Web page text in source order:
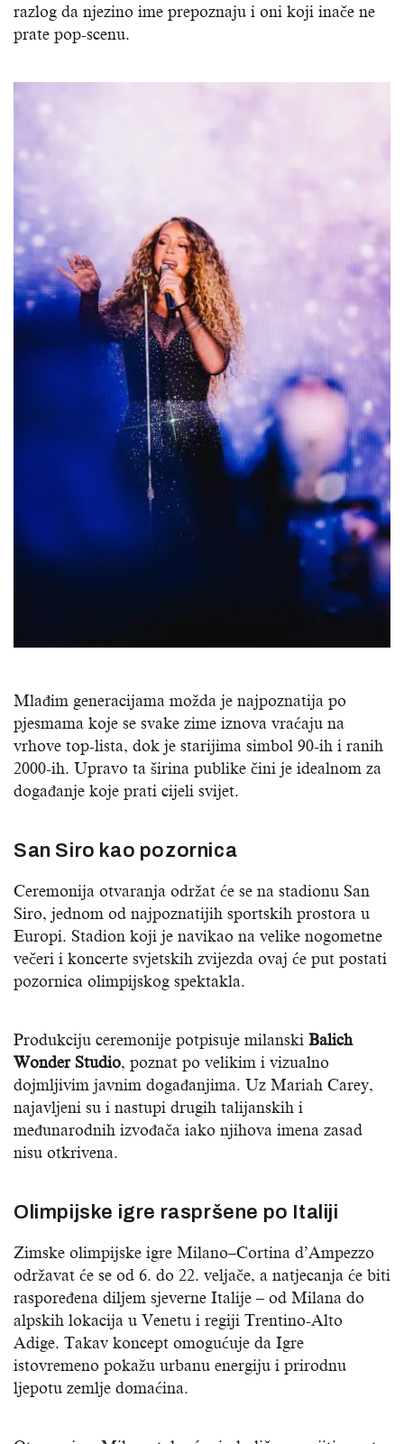
razlog da njezino ime prepoznaju i oni koji inače ne
prate pop-scenu.
Mlađim generacijama možda je najpoznatija po
pjesmama koje se svake zime iznova vraćaju na
vrhove top-lista, dok je starijima simbol 90-ih i ranih
2000-ih. Upravo ta širina publike čini je idealnom za
događanje koje prati cijeli svijet.
San Siro kao pozornica
Ceremonija otvaranja održat će se na stadionu San
Siro, jednom od najpoznatijih sportskih prostora u
Europi. Stadion koji je navikao na velike nogometne
večeri i koncerte svjetskih zvijezda ovaj će put postati
pozornica olimpijskog spektakla.
Produkciju ceremonije potpisuje milanski Balich
Wonder Studio, poznat po velikim i vizualno
dojmljivim javnim događanjima. Uz Mariah Carey,
najavljeni su i nastupi drugih talijanskih i
međunarodnih izvođača iako njihova imena zasad
nisu otkrivena.
Olimpijske igre raspršene po Italiji
Zimske olimpijske igre Milano–Cortina d’Ampezzo
održavat će se od 6. do 22. veljače, a natjecanja će biti
raspoređena diljem sjeverne Italije – od Milana do
alpskih lokacija u Venetu i regiji Trentino-Alto
Adige. Takav koncept omogućuje da Igre
istovremeno pokažu urbanu energiju i prirodnu
ljepotu zemlje domaćina.